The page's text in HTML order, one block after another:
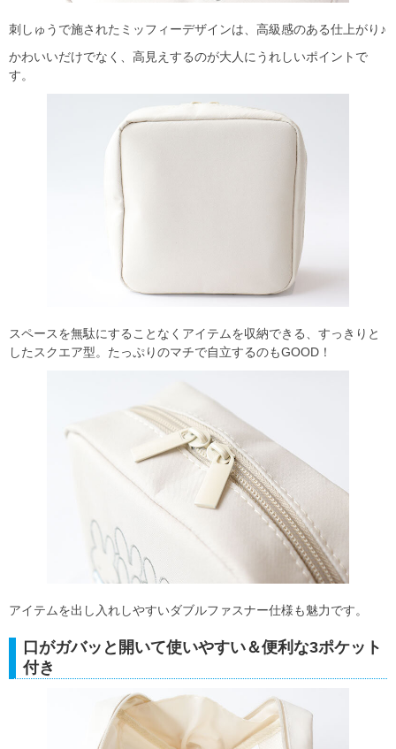
刺しゅうで施されたミッフィーデザインは、高級感のある仕上がり♪
かわいいだけでなく、高見えするのが大人にうれしいポイントで
す。
スペースを無駄にすることなくアイテムを収納できる、すっきりと
したスクエア型。たっぷりのマチで自立するのもGOOD！
アイテムを出し入れしやすいダブルファスナー仕様も魅力です。
口がガバッと開いて使いやすい＆便利な3ポケット
付き